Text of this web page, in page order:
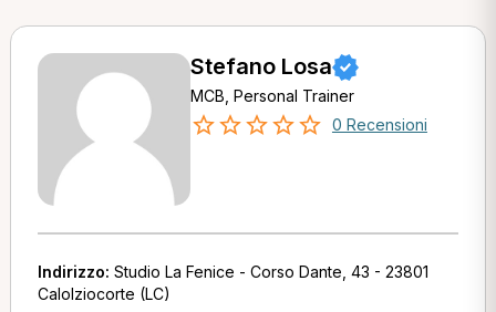
Stefano Losa
MCB, Personal Trainer
0 Recensioni
Indirizzo: Studio La Fenice - Corso Dante, 43 - 23801
Calolziocorte (LC)